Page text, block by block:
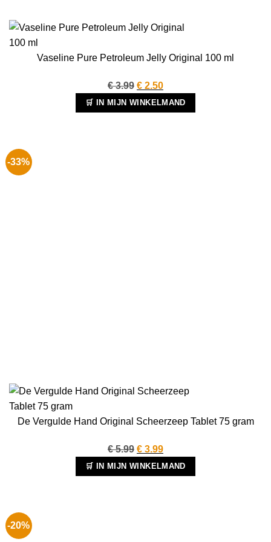
Vaseline Pure Petroleum Jelly Original 100 ml
€3.99 Oorspronkelijke
prijs
was:
€ 2.50Huidige
prijs
is:
🛒 IN MIJN WINKELMAND
-33%
De Vergulde Hand Original Scheerzeep Tablet 75 gram
€5.99 Oorspronkelijke
prijs
was:
€ 3.99Huidige
prijs
is:
🛒 IN MIJN WINKELMAND
-20%